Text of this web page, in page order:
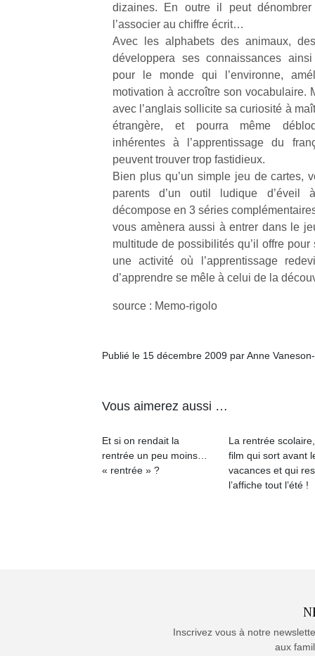
dizaines. En outre il peut
l’associer au chiffre écrit…
Avec les alphabets des animaux,
développera ses connaissances
pour le monde qui l’environne,
motivation à accroître son vocabulaire.
avec l’anglais sollicite sa curiosité à
étrangère, et pourra même
inhérentes à l’apprentissage du
peuvent trouver trop fastidieux.
Bien plus qu’un simple jeu de cartes,
parents d’un outil ludique d’éveil
décompose en 3 séries
vous amènera aussi à entrer dans le
multitude de possibilités qu’il offre
une activité où l’apprentissage
d’apprendre se mêle à celui de la
source : Memo-rigolo
Publié le 15 décembre 2009 par Anne
Vous aimerez aussi …
Et si on rendait la
rentrée un peu moins…
« rentrée » ?
La rentrée
film qui sort avant
vacances et qui
l’affiche tout l’été !
physique
ou
apprentissage…
Inscrivez vous à notre
aux